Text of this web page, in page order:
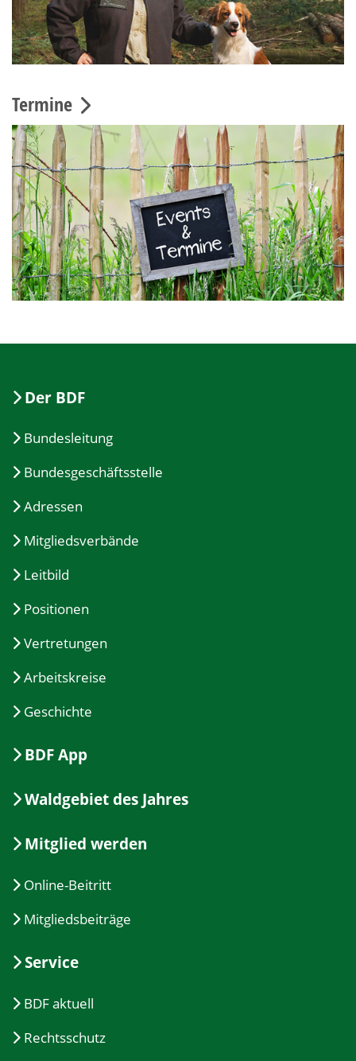
Termine
Der BDF
Bundesleitung
Bundesgeschäftsstelle
Adressen
Mitgliedsverbände
Leitbild
Positionen
Vertretungen
Arbeitskreise
Geschichte
BDF App
Waldgebiet des Jahres
Mitglied werden
Online-Beitritt
Mitgliedsbeiträge
Service
BDF aktuell
Rechtsschutz